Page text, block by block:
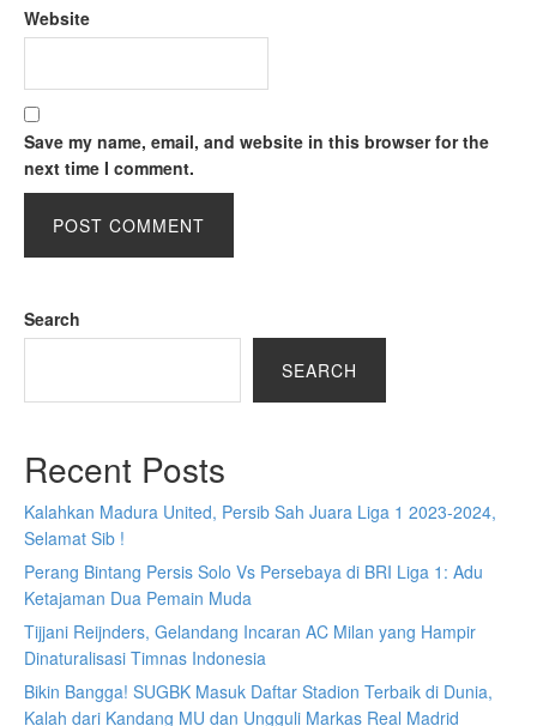
Website
Save my name, email, and website in this browser for the
next time I comment.
Search
SEARCH
Recent Posts
Kalahkan Madura United, Persib Sah Juara Liga 1 2023-2024,
Selamat Sib !
Perang Bintang Persis Solo Vs Persebaya di BRI Liga 1: Adu
Ketajaman Dua Pemain Muda
Tijjani Reijnders, Gelandang Incaran AC Milan yang Hampir
Dinaturalisasi Timnas Indonesia
Bikin Bangga! SUGBK Masuk Daftar Stadion Terbaik di Dunia,
Kalah dari Kandang MU dan Ungguli Markas Real Madrid